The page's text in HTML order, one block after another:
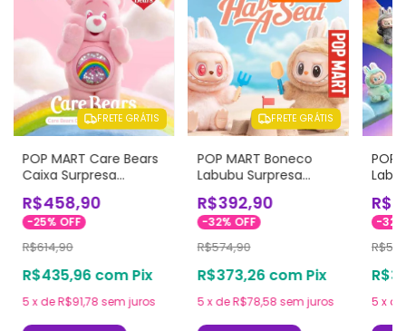
FRETE GRÁTIS
POP MART Care Bears
Caixa Surpresa
Hugs Series Figures
R$458,90
-25% OFF
R$614,90
R$435,96comPix
5 xdeR$91,78 sem juros
FRETE GRÁTIS
POP MART Boneco
Labubu Surpresa
R$392,90
-32% OFF
R$574,90
R$373,26comPix
5 xdeR$78,58 sem juros
POP
-32
5 xde